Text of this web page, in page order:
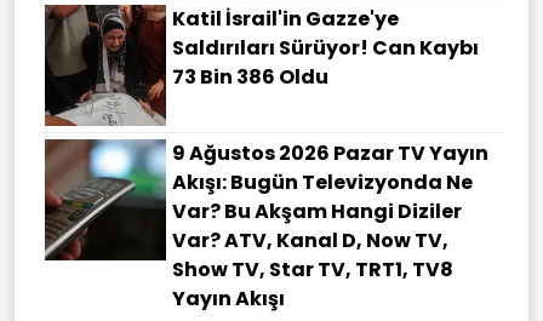
Katil İsrail'in Gazze'ye
Saldırıları Sürüyor! Can Kaybı
73 Bin 386 Oldu
9 Ağustos 2026 Pazar TV Yayın
Akışı: Bugün Televizyonda Ne
Var? Bu Akşam Hangi Diziler
Var? ATV, Kanal D, Now TV,
Show TV, Star TV, TRT1, TV8
Yayın Akışı